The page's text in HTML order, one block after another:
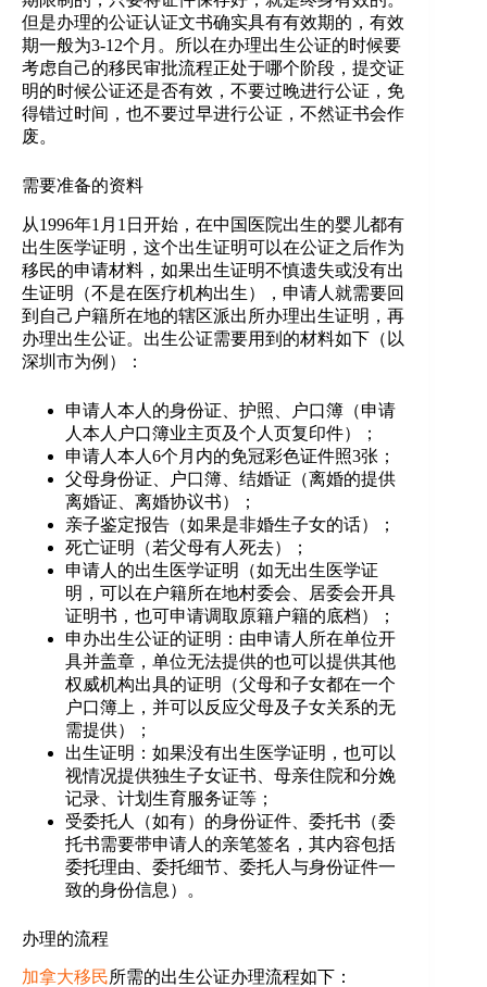
但是办理的公证认证文书确实具有有效期的，有效
期一般为3-12个月。所以在办理出生公证的时候要
考虑自己的移民审批流程正处于哪个阶段，提交证
明的时候公证还是否有效，不要过晚进行公证，免
得错过时间，也不要过早进行公证，不然证书会作
废。
需要准备的资料
从1996年1月1日开始，在中国医院出生的婴儿都有
出生医学证明，这个出生证明可以在公证之后作为
移民的申请材料，如果出生证明不慎遗失或没有出
生证明（不是在医疗机构出生），申请人就需要回
到自己户籍所在地的辖区派出所办理出生证明，再
办理出生公证。出生公证需要用到的材料如下（以
深圳市为例）：
申请人本人的身份证、护照、户口簿（申请
人本人户口簿业主页及个人页复印件）；
申请人本人6个月内的免冠彩色证件照3张；
父母身份证、户口簿、结婚证（离婚的提供
离婚证、离婚协议书）；
亲子鉴定报告（如果是非婚生子女的话）；
死亡证明（若父母有人死去）；
申请人的出生医学证明（如无出生医学证
明，可以在户籍所在地村委会、居委会开具
证明书，也可申请调取原籍户籍的底档）；
申办出生公证的证明：由申请人所在单位开
具并盖章，单位无法提供的也可以提供其他
权威机构出具的证明（父母和子女都在一个
户口簿上，并可以反应父母及子女关系的无
需提供）；
出生证明：如果没有出生医学证明，也可以
视情况提供独生子女证书、母亲住院和分娩
记录、计划生育服务证等；
受委托人（如有）的身份证件、委托书（委
托书需要带申请人的亲笔签名，其内容包括
委托理由、委托细节、委托人与身份证件一
致的身份信息）。
办理的流程
加拿大移民所需的出生公证办理流程如下：